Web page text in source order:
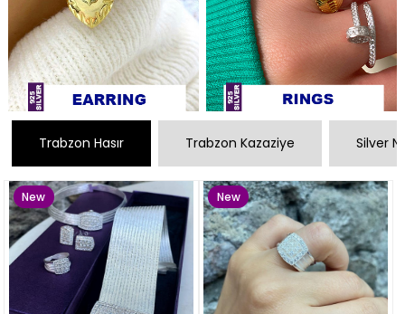
Trabzon Hasır Trabzon Kazaziye Silver
New
Item
New
Item